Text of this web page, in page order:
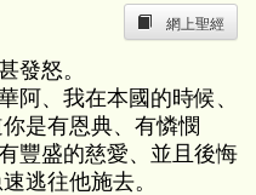
網上聖經
發怒。
阿、我在本國的時候、
是有恩典、有憐憫
豐盛的慈愛、並且後悔
逃往他施去。